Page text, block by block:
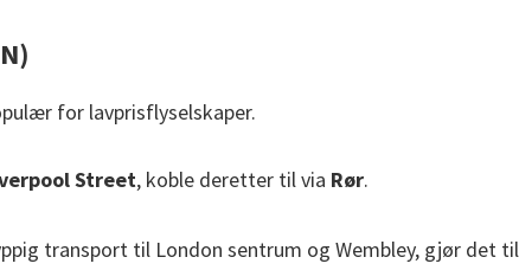
for lavprisflyselskaper.
Street, koble deretter til via Rør.
transport til London sentrum og Wembley, gjør det til